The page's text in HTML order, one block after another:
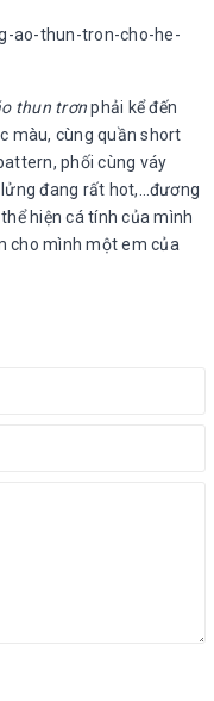
thun trơnphải kể đến
màu, cùng quần short
phối cùng váy
đang rất hot,…đương
hiện cá tính của mình
cho mình một em của